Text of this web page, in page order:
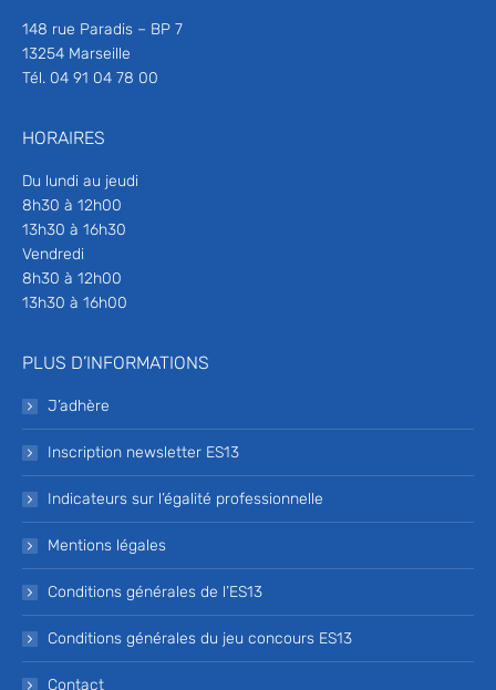
148 rue Paradis – BP 7
13254 Marseille
Tél. 04 91 04 78 00
HORAIRES
Du lundi au jeudi
8h30 à 12h00
13h30 à 16h30
Vendredi
8h30 à 12h00
13h30 à 16h00
PLUS D’INFORMATIONS
J’adhère
Inscription newsletter ES13
Indicateurs sur l’égalité professionnelle
Mentions légales
Conditions générales de l’ES13
Conditions générales du jeu concours ES13
Contact